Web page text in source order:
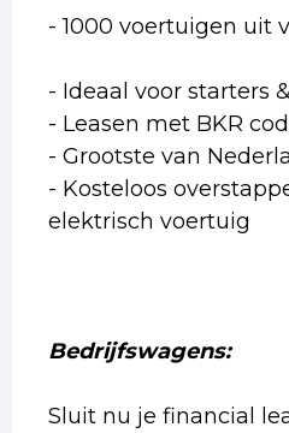
- 1000 voertuigen uit
- Ideaal voor starters
- Leasen met BKR
- Grootste van
- Kosteloos
elektrisch voertuig
Bedrijfswagens:
Sluit nu je financial